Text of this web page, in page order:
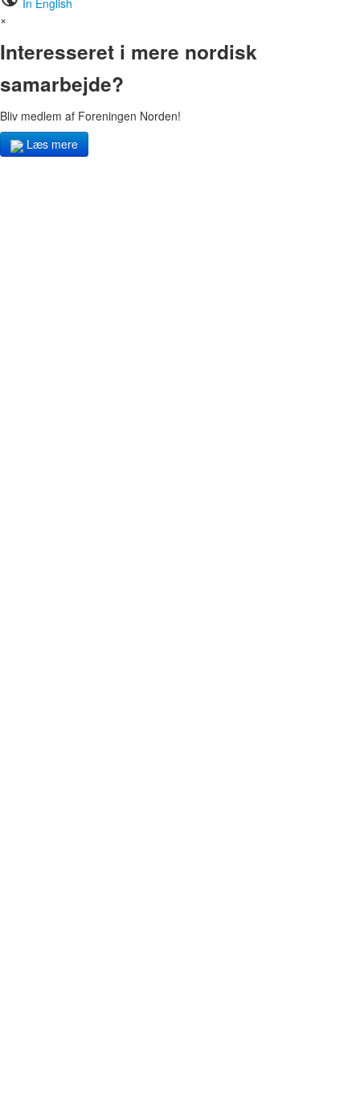
In English
×
Interesseret i mere nordisk
samarbejde?
Bliv medlem af Foreningen Norden!
Læs mere